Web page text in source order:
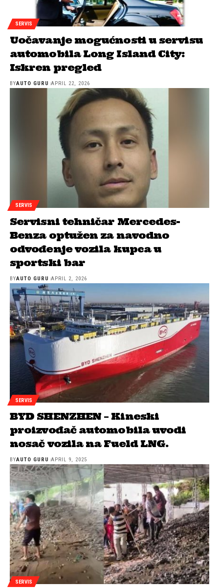
SERVIS
Uočavanje mogućnosti u servisu
automobila Long Island City:
Iskren pregled
BYAUTO GURU APRIL 22, 2026
SERVIS
Servisni tehničar Mercedes-
Benza optužen za navodno
odvođenje vozila kupca u
sportski bar
BYAUTO GURU APRIL 2, 2026
SERVIS
BYD SHENZHEN – Kineski
proizvođač automobila uvodi
nosač vozila na Fueld LNG.
BYAUTO GURU APRIL 9, 2025
SERVIS